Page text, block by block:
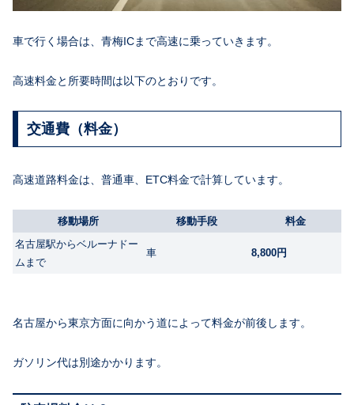
車で行く場合は、青梅ICまで高速に乗っていきます。
高速料金と所要時間は以下のとおりです。
交通費（料金）
高速道路料金は、普通車、ETC料金で計算しています。
移動場所 移動手段
料金
名古屋駅からベルーナドー
ムまで
車 8,800円
名古屋から東京方面に向かう道によって料金が前後します。
ガソリン代は別途かかります。